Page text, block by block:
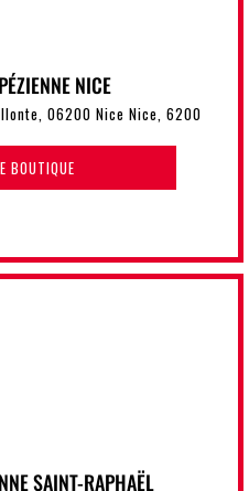
NICE
06200 Nice Nice, 6200
BOUTIQUE
SAINT-RAPHAËL